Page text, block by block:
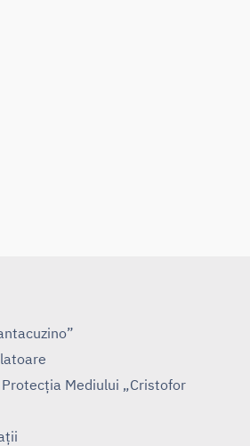
Mediului „Cristofor